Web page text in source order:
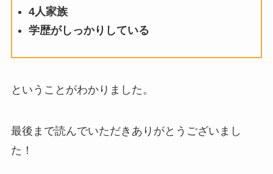
4人家族
学歴がしっかりしている
ということがわかりました。
最後まで読んでいただきありがとうございまし
た！